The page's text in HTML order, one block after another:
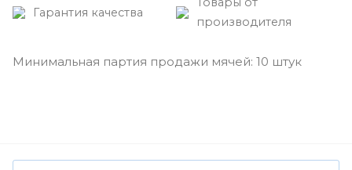
Гарантия качества
производителя
Минимальная партия продажи мячей: 10 штук